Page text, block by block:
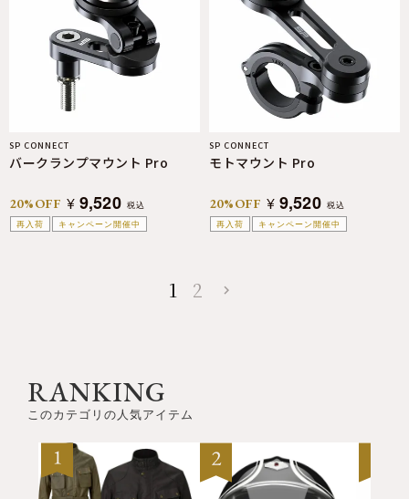
再入荷 キャンペーン開催中
SP CONNECT
バークランプマウント Pro
20%OFF ¥ 9,520 税込
再入荷
キャンペーン開催中
SP CONNECT
モトマウント Pro
20%OFF ¥ 9,520 税込
1 2
RANKING
このカテゴリの人気アイテム